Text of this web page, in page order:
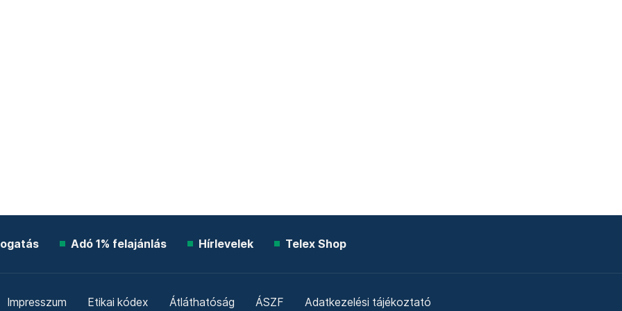
Adó 1% felajánlás Hírlevelek Telex Shop
Impresszum Etikai kódex Átláthatóság ÁSZF Adatkezelési tájékoztató